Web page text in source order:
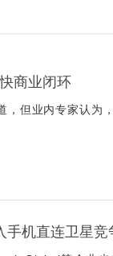
商业闭环
，但业内专家认为
手机直连卫星竞